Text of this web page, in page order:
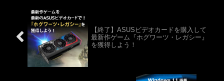
【終了】ASUSビデオカードを購入して
最新作ゲーム『ホグワーツ・レガシー』
を獲得しよう！